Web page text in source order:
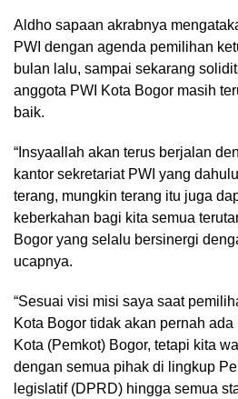
Aldho sapaan akrabnya
PWI dengan agenda pemilihan
bulan lalu, sampai sekarang
anggota PWI Kota Bogor masih
baik.
“Insyaallah akan terus berjalan
kantor sekretariat PWI yang
terang, mungkin terang itu juga
keberkahan bagi kita semua
Bogor yang selalu bersinergi
ucapnya.
“Sesuai visi misi saya saat
Kota Bogor tidak akan pernah ada
Kota (Pemkot) Bogor, tetapi kita
dengan semua pihak di lingkup
legislatif (DPRD) hingga semua